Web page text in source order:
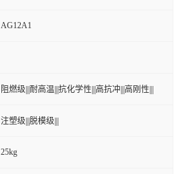
AG12A1
阻燃级|||耐高温|||抗化学性|||高抗冲|||高刚性|||
注塑级|||脱模级|||
25kg